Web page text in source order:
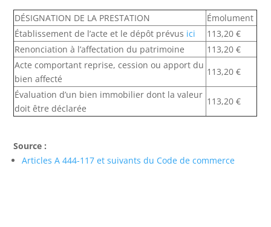
DÉSIGNATION DE LA PRESTATION
Émolument
Établissement de l’acte et le dépôt prévus ici
113,20 €
Renonciation à l’affectation du patrimoine
113,20 €
Acte comportant reprise, cession ou apport du
bien affecté
113,20 €
Évaluation d’un bien immobilier dont la valeur
doit être déclarée
113,20 €
Source :
Articles A 444-117 et suivants du Code de commerce